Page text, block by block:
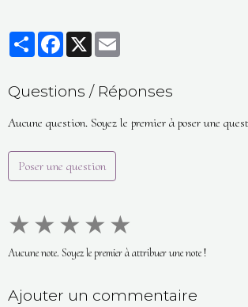
PartagerFacebookX
Questions / Réponses
Aucune question. Soyez le premier à poser une
Poser une question
★ ★ ★ ★ ★
Aucune note. Soyez le premier à attribuer une note !
Ajouter un commentaire